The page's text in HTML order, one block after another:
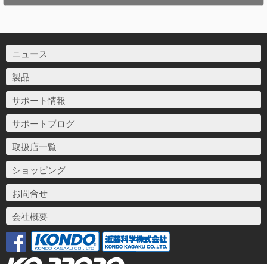
ニュース
製品
サポート情報
サポートブログ
取扱店一覧
ショッピング
お問合せ
会社概要